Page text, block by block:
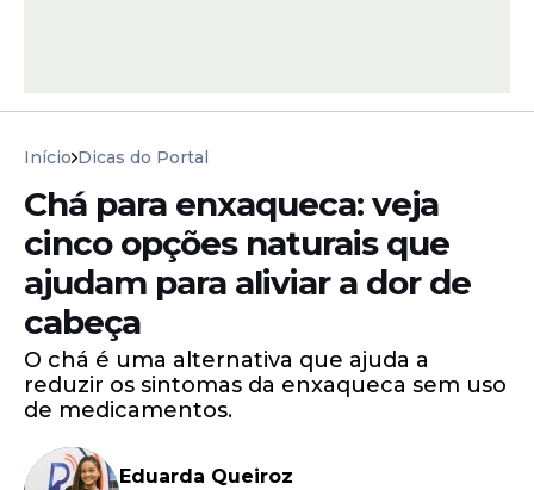
Início Dicas do Portal
Chá para enxaqueca: veja
cinco opções naturais que
ajudam para aliviar a dor de
cabeça
O chá é uma alternativa que ajuda a
reduzir os sintomas da enxaqueca sem uso
de medicamentos.
Eduarda Queiroz